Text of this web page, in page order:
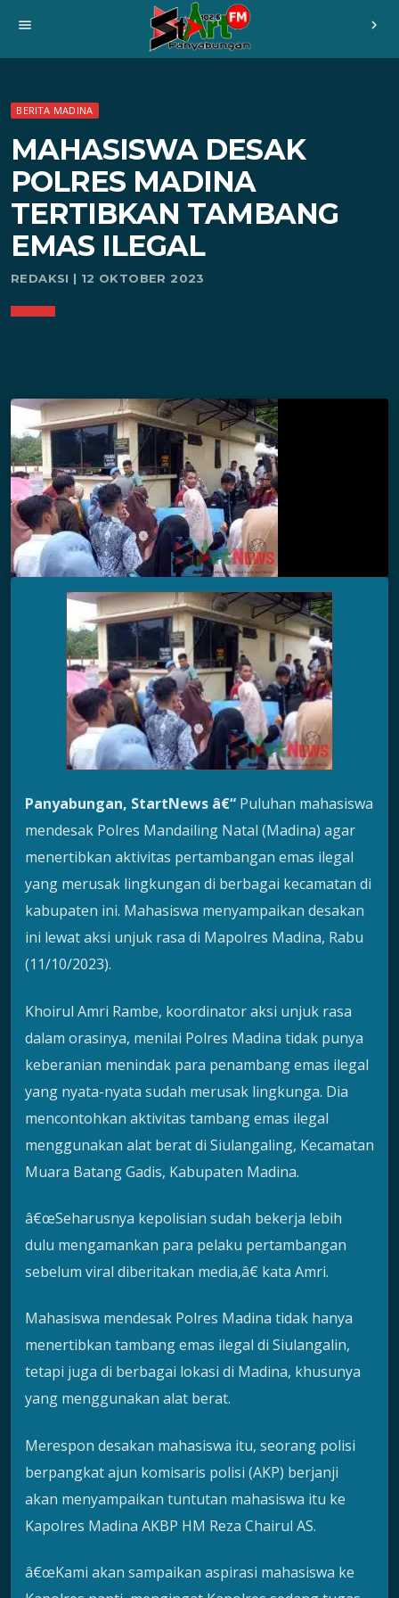
menu chevron_right
BERITA MADINA
MAHASISWA DESAK
POLRES MADINA
TERTIBKAN TAMBANG
EMAS ILEGAL
REDAKSI | 12 OKTOBER 2023
Panyabungan, StartNews â€“ Puluhan mahasiswa
mendesak Polres Mandailing Natal (Madina) agar
menertibkan aktivitas pertambangan emas ilegal
yang merusak lingkungan di berbagai kecamatan di
kabupaten ini. Mahasiswa menyampaikan desakan
ini lewat aksi unjuk rasa di Mapolres Madina, Rabu
(11/10/2023).
Khoirul Amri Rambe, koordinator aksi unjuk rasa
dalam orasinya, menilai Polres Madina tidak punya
keberanian menindak para penambang emas ilegal
yang nyata-nyata sudah merusak lingkunga. Dia
mencontohkan aktivitas tambang emas ilegal
menggunakan alat berat di Siulangaling, Kecamatan
Muara Batang Gadis, Kabupaten Madina.
â€œSeharusnya kepolisian sudah bekerja lebih
dulu mengamankan para pelaku pertambangan
sebelum viral diberitakan media,â€ kata Amri.
Mahasiswa mendesak Polres Madina tidak hanya
menertibkan tambang emas ilegal di Siulangalin,
tetapi juga di berbagai lokasi di Madina, khusunya
yang menggunakan alat berat.
Merespon desakan mahasiswa itu, seorang polisi
berpangkat ajun komisaris polisi (AKP) berjanji
akan menyampaikan tuntutan mahasiswa itu ke
Kapolres Madina AKBP HM Reza Chairul AS.
â€œKami akan sampaikan aspirasi mahasiswa ke